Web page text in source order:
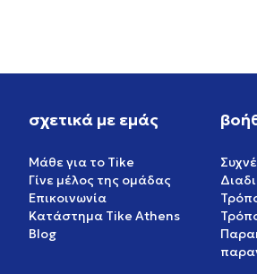
σχετικά με εμάς
Μάθε για το Tike
Γίνε μέλος της ομάδας
Επικοινωνία
Κατάστημα Tike Athens
Blog